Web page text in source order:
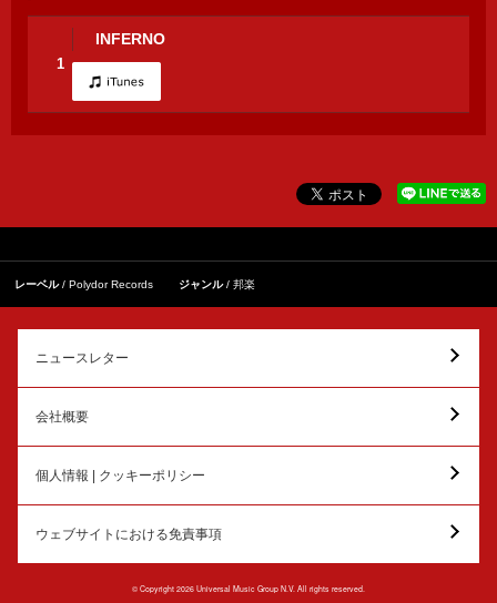
1
INFERNO
レーベル Polydor Records ジャンル 邦楽
ニュースレター
会社概要
個人情報 | クッキーポリシー
ウェブサイトにおける免責事項
© Copyright 2026 Universal Music Group N.V. All rights reserved.